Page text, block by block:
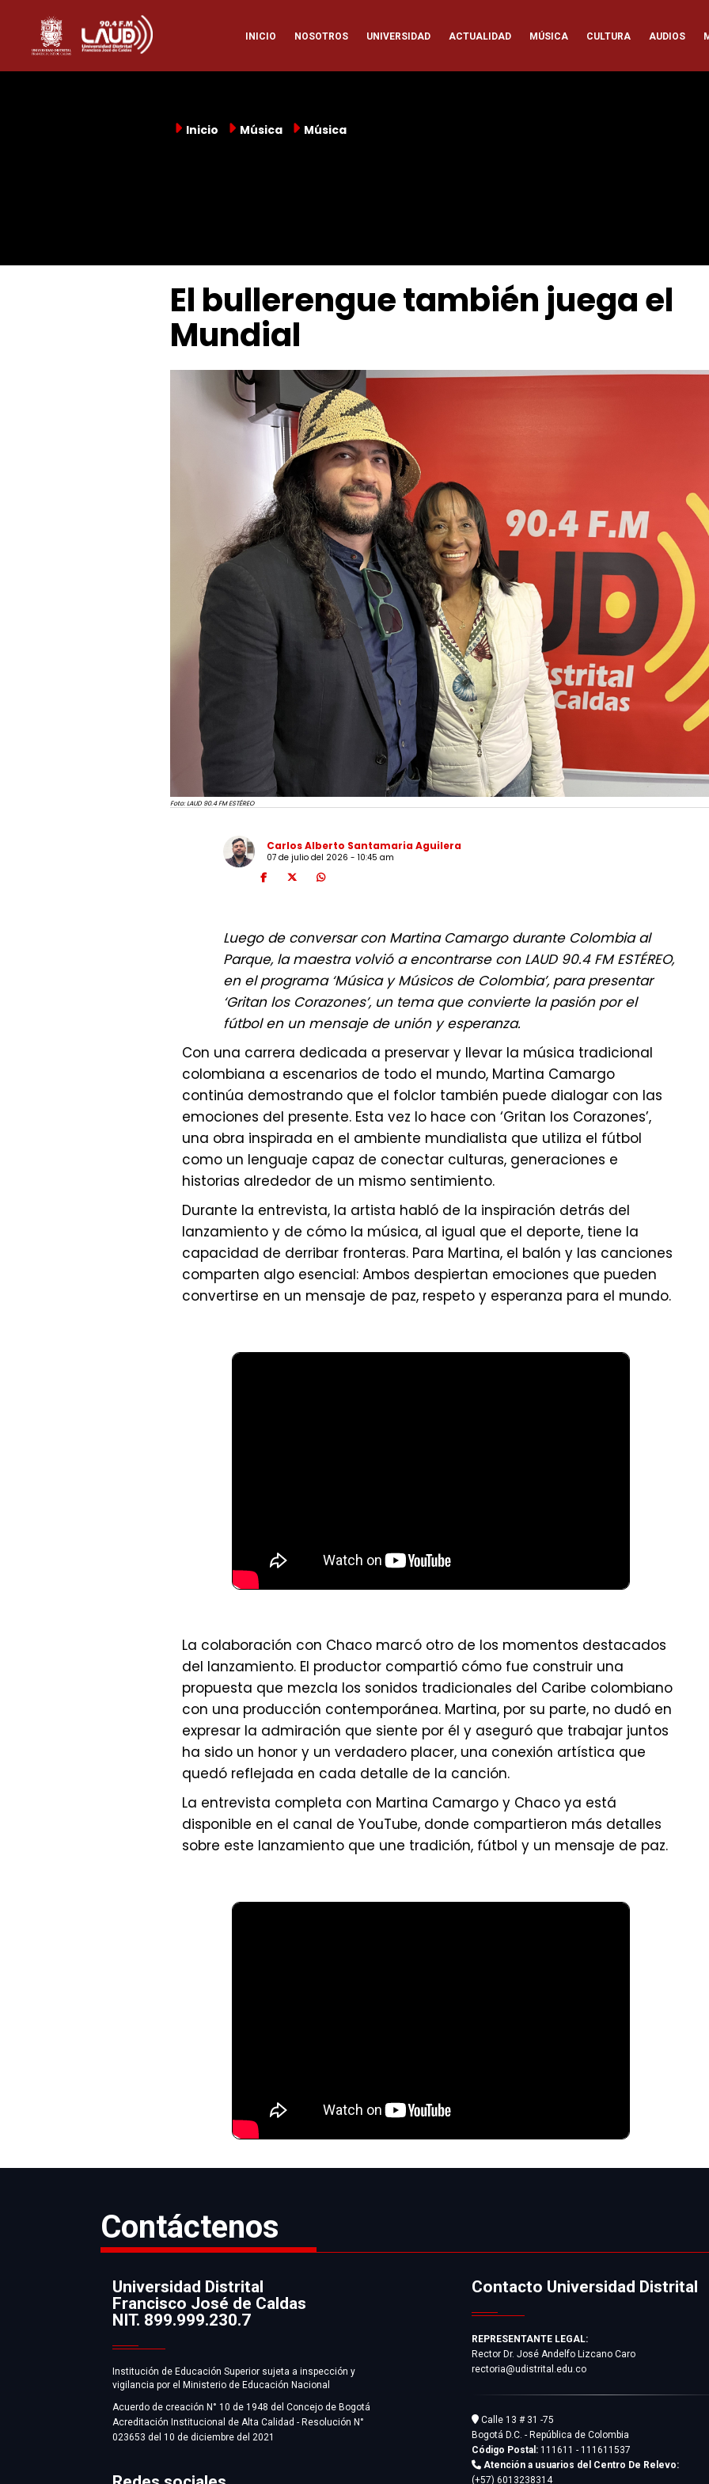
contenido
principal
Navegación
principal
INICIO NOSOTROS UNIVERSIDAD ACTUALIDAD MÚSICA CULTURA AUDIOS
Inicio Música Música
El bullerengue también juega el
Mundial
Foto: LAUD 90.4 FM ESTÉREO
Carlos Alberto Santamaria Aguilera
07 de julio del 2026 - 10:45 am
Luego de conversar con Martina Camargo durante Colombia al
Parque, la maestra volvió a encontrarse con LAUD 90.4 FM ESTÉREO,
en el programa ‘Música y Músicos de Colombia’, para presentar
‘Gritan los Corazones’, un tema que convierte la pasión por el
fútbol en un mensaje de unión y esperanza.
Con una carrera dedicada a preservar y llevar la música tradicional
colombiana a escenarios de todo el mundo, Martina Camargo
continúa demostrando que el folclor también puede dialogar con las
emociones del presente. Esta vez lo hace con ‘Gritan los Corazones’,
una obra inspirada en el ambiente mundialista que utiliza el fútbol
como un lenguaje capaz de conectar culturas, generaciones e
historias alrededor de un mismo sentimiento.
Durante la entrevista, la artista habló de la inspiración detrás del
lanzamiento y de cómo la música, al igual que el deporte, tiene la
capacidad de derribar fronteras. Para Martina, el balón y las canciones
comparten algo esencial: Ambos despiertan emociones que pueden
convertirse en un mensaje de paz, respeto y esperanza para el mundo.
La colaboración con Chaco marcó otro de los momentos destacados
del lanzamiento. El productor compartió cómo fue construir una
propuesta que mezcla los sonidos tradicionales del Caribe colombiano
con una producción contemporánea. Martina, por su parte, no dudó en
expresar la admiración que siente por él y aseguró que trabajar juntos
ha sido un honor y un verdadero placer, una conexión artística que
quedó reflejada en cada detalle de la canción.
La entrevista completa con Martina Camargo y Chaco ya está
disponible en el canal de YouTube, donde compartieron más detalles
sobre este lanzamiento que une tradición, fútbol y un mensaje de paz.
Contáctenos
Información
Universidad Distrital
Francisco José de Caldas
NIT. 899.999.230.7
Institución de Educación Superior sujeta a inspección y
vigilancia por el Ministerio de Educación Nacional
Acuerdo de creación N° 10 de 1948 del Concejo de Bogotá
Acreditación Institucional de Alta Calidad - Resolución N°
023653 del 10 de diciembre del 2021
Contacto Universidad Distrital
REPRESENTANTE LEGAL:
Rector Dr. José Andelfo Lizcano Caro
rectoria@udistrital.edu.co
Calle 13 # 31 -75
Bogotá D.C. - República de Colombia
Código Postal: 111611 - 111611537
Atención a usuarios del Centro De Relevo:
(+57) 6013238314